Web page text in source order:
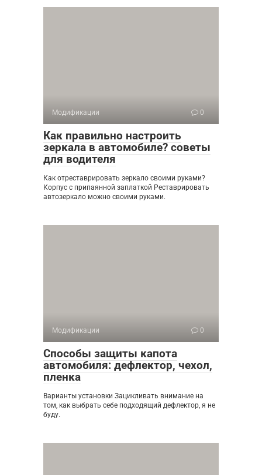
Модификации 0
Как правильно настроить
зеркала в автомобиле? советы
для водителя
Как отреставрировать зеркало своими руками?
Корпус с припаянной заплаткой Реставрировать
автозеркало можно своими руками.
Модификации 0
Способы защиты капота
автомобиля: дефлектор, чехол,
пленка
Варианты установки Зацикливать внимание на
том, как выбрать себе подходящий дефлектор, я не
буду.